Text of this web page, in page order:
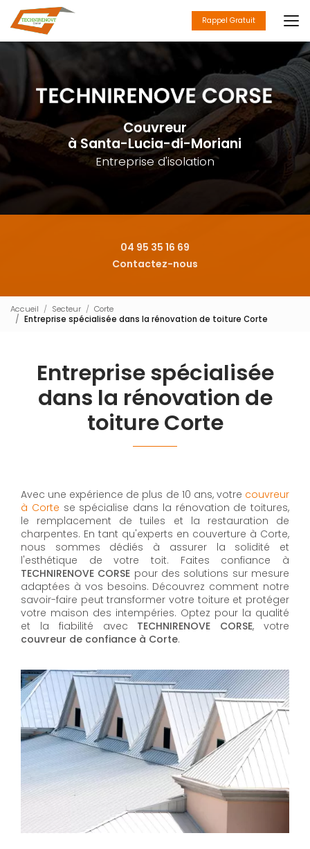
au
contenu
principal
Rappel Gratuit
Couvreur
à Santa-Lucia-di-Moriani
Entreprise d'isolation
04 95 35 16 69
Contactez-nous
Accueil Secteur
Corte
Entreprise spécialisée dans la rénovation de toiture Corte
Entreprise spécialisée
dans la rénovation de
toiture Corte
Avec une expérience de plus de 10 ans, votre couvreur
à Corte se spécialise dans la rénovation de toitures,
le remplacement de tuiles et la restauration de
charpentes. En tant qu'experts en couverture à Corte,
nous sommes dédiés à assurer la solidité et
l'esthétique de votre toit. Faites confiance à
TECHNIRENOVE CORSE pour des solutions sur mesure
adaptées à vos besoins. Découvrez comment notre
savoir-faire peut transformer votre toiture et protéger
votre maison des intempéries. Optez pour la qualité
et la fiabilité avec TECHNIRENOVE CORSE, votre
couvreur de confiance à Corte.